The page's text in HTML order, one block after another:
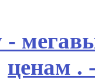
ценам .